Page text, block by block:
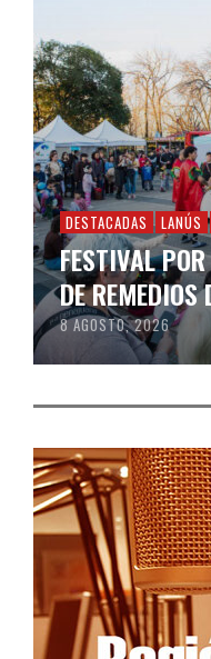
DESTACADAS LANÚS
FESTIVAL
DE REMEDIOS
8 AGOSTO, 2026